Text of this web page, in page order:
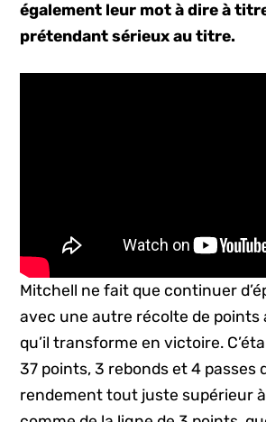
également leur mot à dire à
prétendant sérieux au titre.
Mitchell ne fait que continuer
avec une autre récolte de points
qu’il transforme en victoire.
37 points, 3 rebonds et 4 passes
rendement tout juste supérieur